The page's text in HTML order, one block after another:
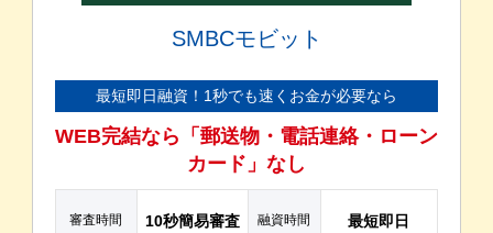
SMBCモビット
最短即日融資！1秒でも速くお金が必要なら
WEB完結なら「郵送物・電話連絡・ローン
カード」なし
審査時間 10秒簡易審査 融資時間 最短即日